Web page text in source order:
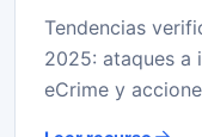
Tendencias
2025: ataques a
eCrime y